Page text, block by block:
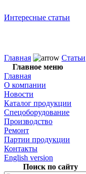
Интересные статьи
Главная Статьи
Главное меню
Главная
О компании
Новости
Каталог продукции
Спецоборудование
Производство
Ремонт
Партии продукции
Контакты
English version
Поиск по сайту